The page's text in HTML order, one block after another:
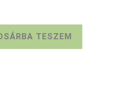
TESZEM